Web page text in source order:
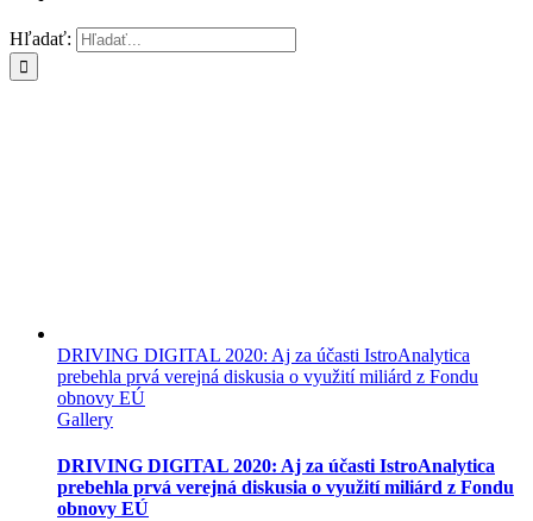
Hľadať:
DRIVING DIGITAL 2020: Aj za účasti IstroAnalytica
prebehla prvá verejná diskusia o využití miliárd z Fondu
obnovy EÚ
Gallery
DRIVING DIGITAL 2020: Aj za účasti IstroAnalytica
prebehla prvá verejná diskusia o využití miliárd z Fondu
obnovy EÚ